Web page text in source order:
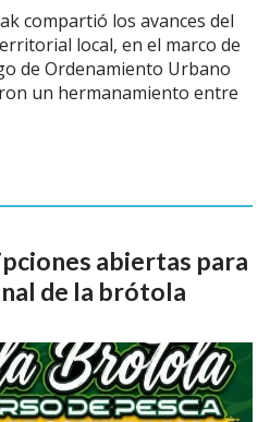
compartió los avances del
local, en el marco de
de Ordenamiento Urbano
un hermanamiento entre
abiertas para
de la brótola